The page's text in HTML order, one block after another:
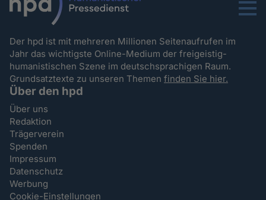
Menu
Der hpd ist mit mehreren Millionen Seitenaufrufen im
Jahr das wichtigste Online-Medium der freigeistig-
humanistischen Szene im deutschsprachigen Raum.
Grundsatztexte zu unseren Themenfinden Sie hier.
Über den hpd
Über uns
Redaktion
Trägerverein
Spenden
Impressum
Datenschutz
Werbung
Cookie-Einstellungen